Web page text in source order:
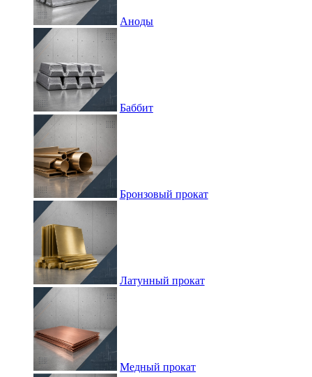
Аноды
Баббит
Бронзовый прокат
Латунный прокат
Медный прокат